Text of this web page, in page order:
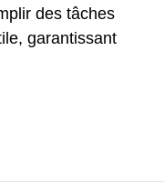
des tâches
garantissant